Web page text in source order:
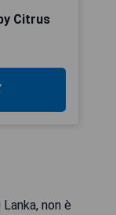
Citrus
non è